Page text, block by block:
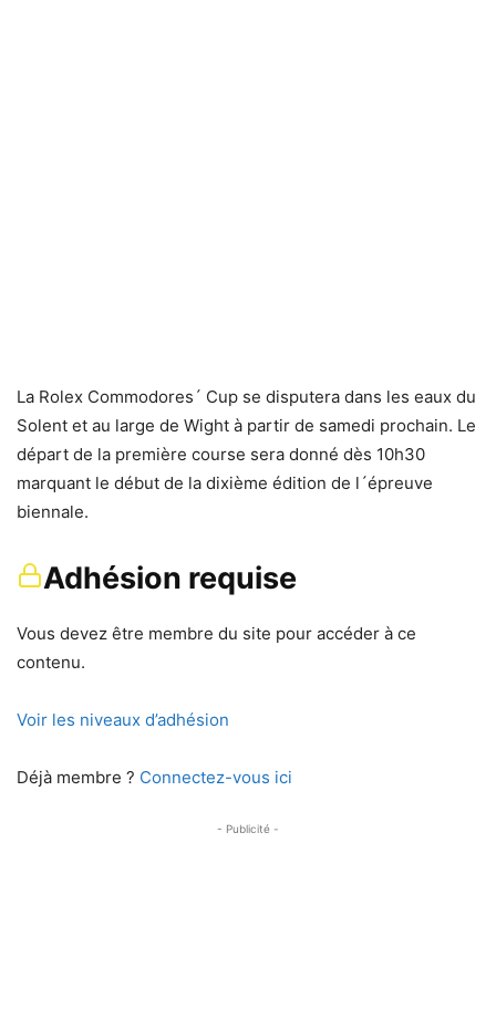
La Rolex Commodores´ Cup se disputera dans les eaux du
Solent et au large de Wight à partir de samedi prochain. Le
départ de la première course sera donné dès 10h30
marquant le début de la dixième édition de l´épreuve
biennale.
Adhésion requise
Vous devez être membre du site pour accéder à ce
contenu.
Voir les niveaux d’adhésion
Déjà membre ? Connectez-vous ici
- Publicité -